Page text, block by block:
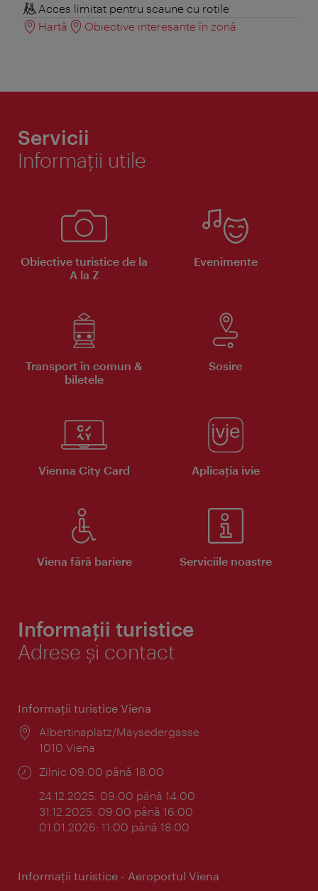
Acces limitat pentru scaune cu rotile
Hartă
Obiective interesante în zonă
Servicii
Informaţii utile
Obiective turistice de la
A la Z
Evenimente
Transport în comun &
biletele
Sosire
Vienna City Card Aplicaţia ivie
Viena fără bariere Serviciile noastre
Informații turistice
Adrese și contact
Informaţii turistice Viena
Locul:
Albertinaplatz/Maysedergasse
1010 Viena
Program:
Zilnic 09:00 până 18:00
24.12.2025: 09:00 până 14:00
31.12.2025: 09:00 până 16:00
01.01.2026: 11:00 până 18:00
Informaţii turistice - Aeroportul Viena